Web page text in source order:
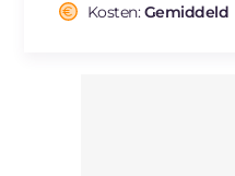
Kosten:Gemiddeld